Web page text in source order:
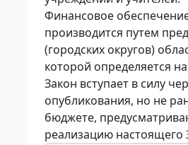
Финансовое
производится путем
(городских округов)
которой определяется
Закон вступает в силу
опубликования, но не
бюджете,
реализацию настоящего